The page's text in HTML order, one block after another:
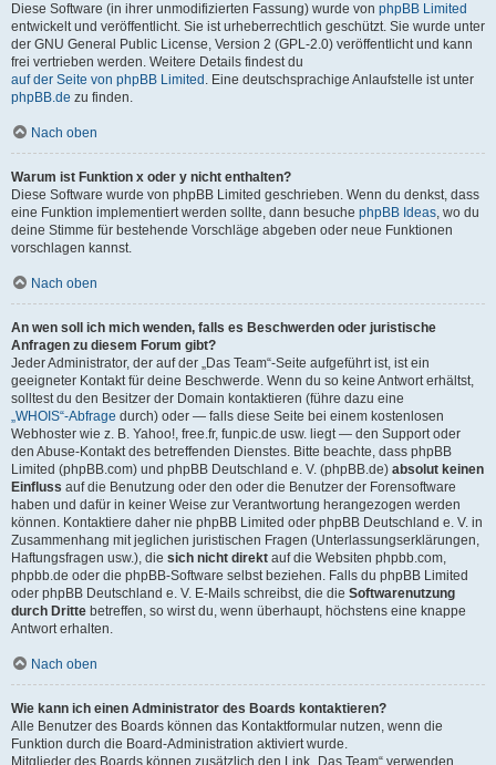
Diese Software (in ihrer unmodifizierten Fassung) wurde von phpBB Limited
entwickelt und veröffentlicht. Sie ist urheberrechtlich geschützt. Sie wurde unter
der GNU General Public License, Version 2 (GPL-2.0) veröffentlicht und kann
frei vertrieben werden. Weitere Details findest du
auf der Seite von phpBB Limited . Eine deutschsprachige Anlaufstelle ist unter
phpBB.de zu finden.
Nach oben
Warum ist Funktion x oder y nicht enthalten?
Diese Software wurde von phpBB Limited geschrieben. Wenn du denkst, dass
eine Funktion implementiert werden sollte, dann besuche phpBB Ideas, wo du
deine Stimme für bestehende Vorschläge abgeben oder neue Funktionen
vorschlagen kannst.
Nach oben
An wen soll ich mich wenden, falls es Beschwerden oder juristische
Anfragen zu diesem Forum gibt?
Jeder Administrator, der auf der „Das Team“-Seite aufgeführt ist, ist ein
geeigneter Kontakt für deine Beschwerde. Wenn du so keine Antwort erhältst,
solltest du den Besitzer der Domain kontaktieren (führe dazu eine
„WHOIS“-Abfrage durch) oder — falls diese Seite bei einem kostenlosen
Webhoster wie z. B. Yahoo!, free.fr, funpic.de usw. liegt — den Support oder
den Abuse-Kontakt des betreffenden Dienstes. Bitte beachte, dass phpBB
Limited (phpBB.com) und phpBB Deutschland e. V. (phpBB.de) absolut keinen
Einfluss auf die Benutzung oder den oder die Benutzer der Forensoftware
haben und dafür in keiner Weise zur Verantwortung herangezogen werden
können. Kontaktiere daher nie phpBB Limited oder phpBB Deutschland e. V. in
Zusammenhang mit jeglichen juristischen Fragen (Unterlassungserklärungen,
Haftungsfragen usw.), die sich nicht direkt auf die Websiten phpbb.com,
phpbb.de oder die phpBB-Software selbst beziehen. Falls du phpBB Limited
oder phpBB Deutschland e. V. E-Mails schreibst, die die Softwarenutzung
durch Dritte betreffen, so wirst du, wenn überhaupt, höchstens eine knappe
Antwort erhalten.
Nach oben
Wie kann ich einen Administrator des Boards kontaktieren?
Alle Benutzer des Boards können das Kontaktformular nutzen, wenn die
Funktion durch die Board-Administration aktiviert wurde.
Mitglieder des Boards können zusätzlich den Link „Das Team“ verwenden.